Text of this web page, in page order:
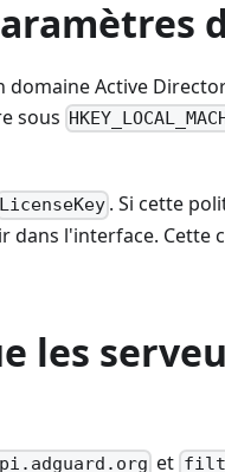
Active
sous
LicenseKey . Si cette
l'interface. Cette
les
et